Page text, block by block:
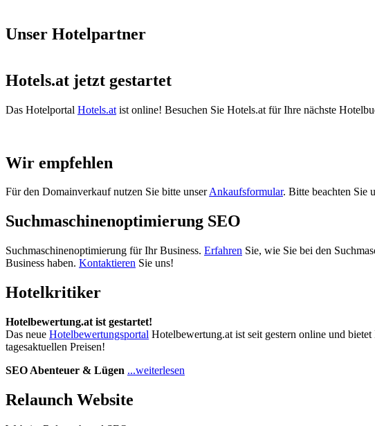
Unser Hotelpartner
Hotels.at jetzt gestartet
Das Hotelportal Hotels.at ist online! Besuchen Sie Hotels.at für Ihre nächste
Wir empfehlen
Für den Domainverkauf nutzen Sie bitte unserAnkaufsformular. Bitte beachten Sie
Suchmaschinenoptimierung SEO
Suchmaschinenoptimierung für Ihr Business. Erfahren Sie, wie Sie bei den
Business haben. Kontaktieren Sie uns!
Hotelkritiker
Hotelbewertung.at ist gestartet!
Das neue Hotelbewertungsportal Hotelbewertung.at ist seit gestern online und
tagesaktuellen Preisen!
SEO Abenteuer & Lügen ...weiterlesen
Relaunch Website